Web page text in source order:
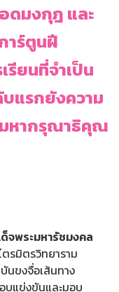
ดมงกุฎ และ
าร์ตูนฝี
ยนที่จำเป็น
แรกยังความ
มหากรุณาธิคุณ
จพระมหารัชมงคล
รมิตรวิทยาราม
นขงจื่อเส้นทาง
บแข่งขันและมอบ